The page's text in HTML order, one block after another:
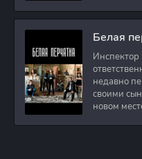
Белая
Инспектор
недавно
своими
новом